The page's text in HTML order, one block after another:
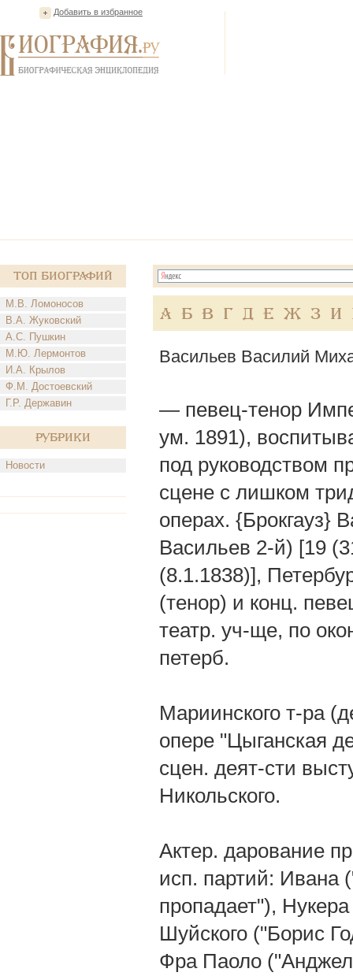
Добавить в избранное
Топ Биографий
М.В. Ломоносов
В.А. Жуковский
А.С. Пушкин
М.Ю. Лермонтов
И.А. Крылов
Ф.М. Достоевский
Г.Р. Державин
Рубрики
Новости
А Б В Г Д Е Ж З И
Васильев Василий
— певец-тенор
ум. 1891),
под руководством
сцене с лишком
операх. {Брокгауз}
Васильев 2-й) [19
(8.1.1838)],
(тенор) и конц.
театр. уч-ще, по
петерб.
Мариинского т-ра
опере "Цыганская
сцен. деят-сти
Никольского.
Актер. дарование
исп. партий: Ивана
пропадает"),
Шуйского ("Борис
Фра Паоло